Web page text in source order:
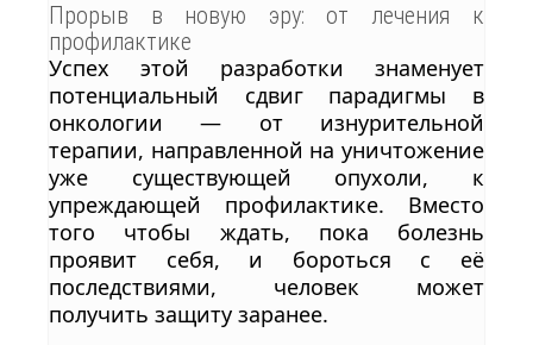
Прорыв в новую эру: от лечения к
профилактике
Успех этой разработки знаменует
потенциальный сдвиг парадигмы в
онкологии — от изнурительной
терапии, направленной на уничтожение
уже существующей опухоли, к
упреждающей профилактике. Вместо
того чтобы ждать, пока болезнь
проявит себя, и бороться с её
последствиями, человек может
получить защиту заранее.